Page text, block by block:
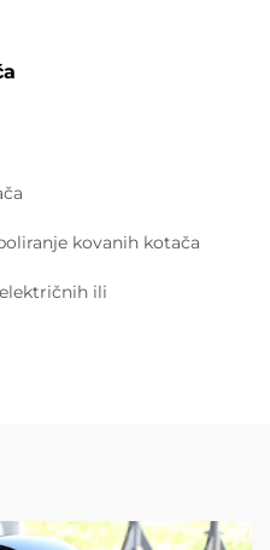
kovanih kotača
ili